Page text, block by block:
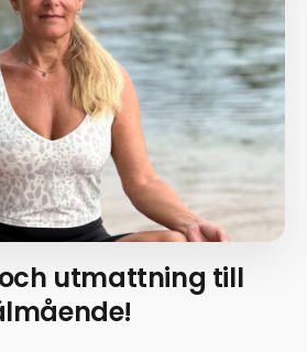
utmattning till